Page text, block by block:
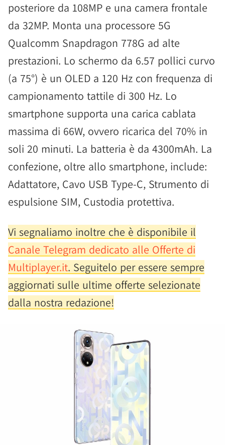
posteriore da 108MP e una camera frontale
da 32MP. Monta una processore 5G
Qualcomm Snapdragon 778G ad alte
prestazioni. Lo schermo da 6.57 pollici curvo
(a 75°) è un OLED a 120 Hz con frequenza di
campionamento tattile di 300 Hz. Lo
smartphone supporta una carica cablata
massima di 66W, ovvero ricarica del 70% in
soli 20 minuti. La batteria è da 4300mAh. La
confezione, oltre allo smartphone, include:
Adattatore, Cavo USB Type-C, Strumento di
espulsione SIM, Custodia protettiva.
Vi segnaliamo inoltre che è disponibile il
Canale Telegram dedicato alle Offerte di
Multiplayer.it. Seguitelo per essere sempre
aggiornati sulle ultime offerte selezionate
dalla nostra redazione!